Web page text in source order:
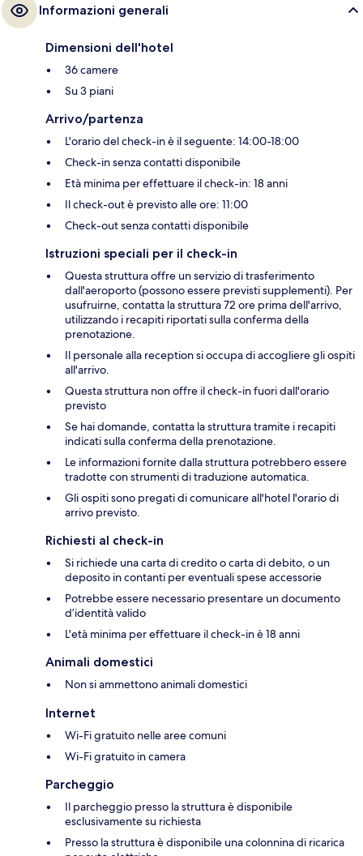
Informazioni generali
Dimensioni dell'hotel
36 camere
Su 3 piani
Arrivo/partenza
L'orario del check-in è il seguente: 14:00-18:00
Check-in senza contatti disponibile
Età minima per effettuare il check-in: 18 anni
Il check-out è previsto alle ore: 11:00
Check-out senza contatti disponibile
Istruzioni speciali per il check-in
Questa struttura offre un servizio di trasferimento
dall'aeroporto (possono essere previsti supplementi). Per
usufruirne, contatta la struttura 72 ore prima dell'arrivo,
utilizzando i recapiti riportati sulla conferma della
prenotazione.
Il personale alla reception si occupa di accogliere gli ospiti
all'arrivo.
Questa struttura non offre il check-in fuori dall'orario
previsto
Se hai domande, contatta la struttura tramite i recapiti
indicati sulla conferma della prenotazione.
Le informazioni fornite dalla struttura potrebbero essere
tradotte con strumenti di traduzione automatica.
Gli ospiti sono pregati di comunicare all'hotel l'orario di
arrivo previsto.
Richiesti al check-in
Si richiede una carta di credito o carta di debito, o un
deposito in contanti per eventuali spese accessorie
Potrebbe essere necessario presentare un documento
d’identità valido
L'età minima per effettuare il check-in è 18 anni
Animali domestici
Non si ammettono animali domestici
Internet
Wi-Fi gratuito nelle aree comuni
Wi-Fi gratuito in camera
Parcheggio
Il parcheggio presso la struttura è disponibile
esclusivamente su richiesta
Presso la struttura è disponibile una colonnina di ricarica